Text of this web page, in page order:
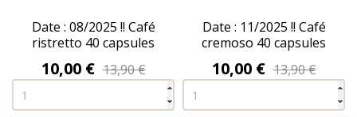
Date : 08/2025 !! Café
ristretto 40 capsules
Prix
10,00 € 13,90 €
Date : 11/2025 !! Café
cremoso 40 capsules
Prix
10,00 € 13,90 €